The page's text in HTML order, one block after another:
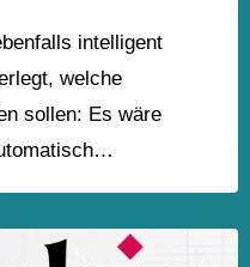
intelligent
welche
sollen: Es wäre